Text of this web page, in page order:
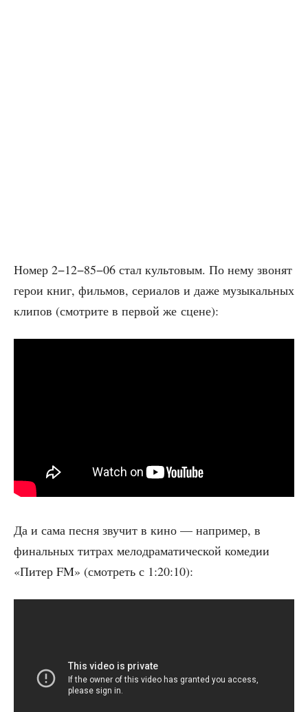
Номер 2−12−85−06 стал куль­то­вым. По нему зво­нят
герои книг, филь­мов, сери­а­лов и даже музы­каль­ных
кли­пов (смот­ри­те в пер­вой же сцене):
Да и сама пес­ня зву­чит в кино — напри­мер, в
финаль­ных тит­рах мело­дра­ма­ти­че­ской коме­дии
«Питер FM» (смот­реть с 1:20:10):